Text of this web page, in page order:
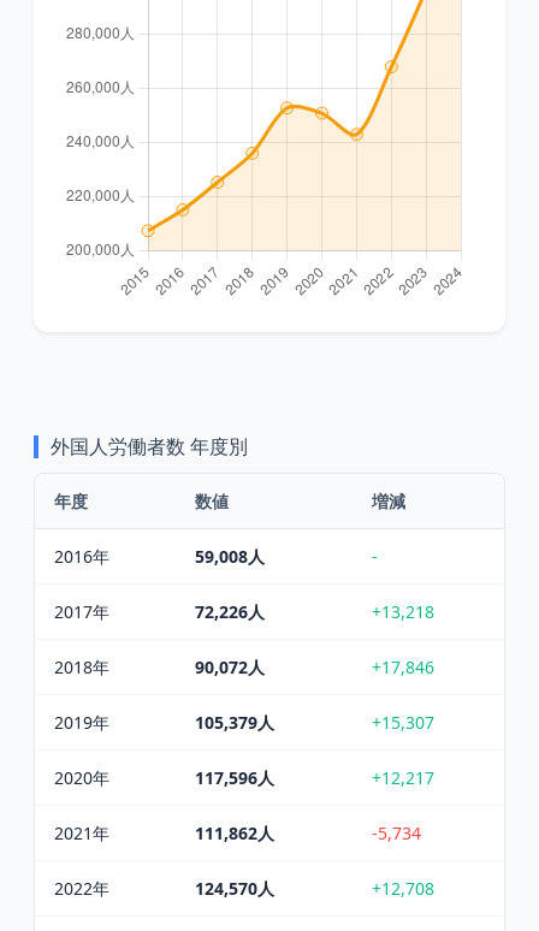
外国人労働者数 年度別
年度 数値 増減
2016年 59,008人 -
2017年 72,226人 +13,218
2018年 90,072人 +17,846
2019年 105,379人 +15,307
2020年 117,596人 +12,217
2021年 111,862人 -5,734
2022年 124,570人 +12,708